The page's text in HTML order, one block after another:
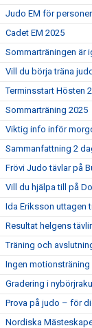
Judo EM för
Cadet EM 2025
Sommarträningen är
Vill du börja träna
Terminsstart Hösten
Sommarträning 2025
Viktig info inför
Sammanfattning 2
Frövi Judo tävlar på
Vill du hjälpa till på
Ida Eriksson uttagen
Resultat helgens
Träning och
Ingen
Gradering i
Prova på judo – för
Nordiska